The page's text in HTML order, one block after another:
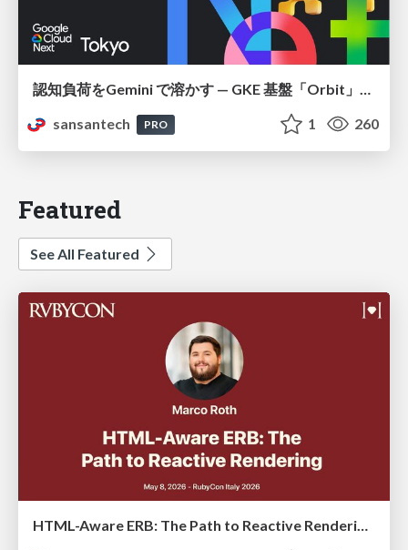
認知負荷をGemini で溶かす — GKE 基盤「Orbit」における AI エージェントの実践
sansantech
PRO 1 260
Featured
See All Featured
HTML-Aware ERB: The Path to Reactive Rendering @ RubyCon 2026, Rimini, Italy